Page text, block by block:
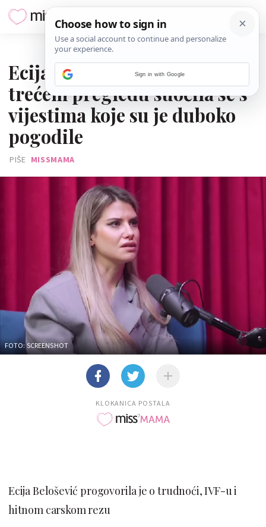
Ecija Belošević o trudnoći: Na
trećem pregledu suočila se s
vijestima koje su je duboko
pogodile
PIŠE MISSMAMA
FOTO: SCREENSHOT
KLOKANICA POSTALA
Ecija Belošević progovorila je o trudnoći, IVF-u i
hitnom carskom rezu
Sign in with Google